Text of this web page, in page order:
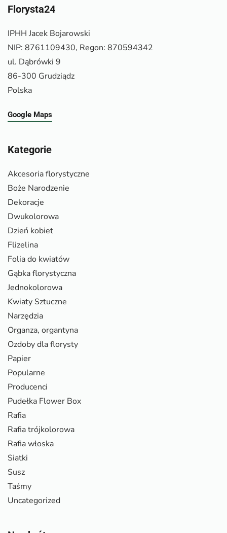
Florysta24
IPHH Jacek Bojarowski
NIP: 8761109430, Regon: 870594342
ul. Dąbrówki 9
86-300 Grudziądz
Polska
Google Maps
Kategorie
Akcesoria florystyczne
Boże Narodzenie
Dekoracje
Dwukolorowa
Dzień kobiet
Flizelina
Folia do kwiatów
Gąbka florystyczna
Jednokolorowa
Kwiaty Sztuczne
Narzędzia
Organza, organtyna
Ozdoby dla florysty
Papier
Popularne
Producenci
Pudełka Flower Box
Rafia
Rafia trójkolorowa
Rafia włoska
Siatki
Susz
Taśmy
Uncategorized